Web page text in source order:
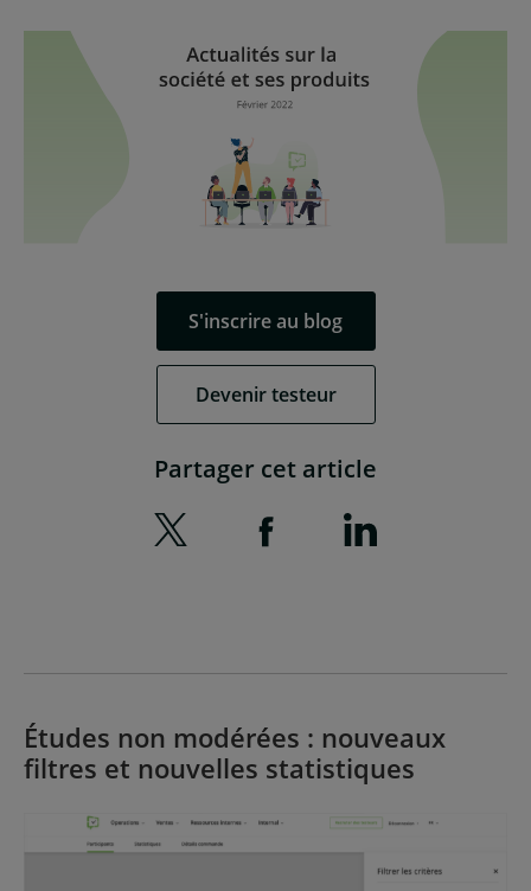
S'inscrire au blog
Devenir testeur
Partager cet article
Études non modérées : nouveaux
filtres et nouvelles statistiques